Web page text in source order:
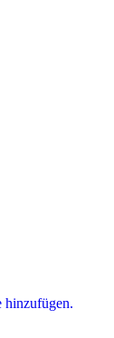
hinzufügen.